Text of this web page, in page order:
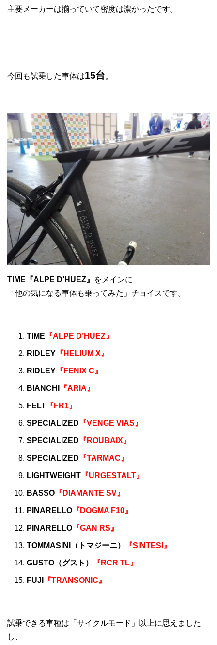
主要メーカーは揃っていて密度は濃かったです。
今回も試乗した車体は15台。
TIME『ALPE D’HUEZ』
をメインに
「他の気になる車体も乗ってみた」チョイスです。
TIME 『ALPE D’HUEZ』
RIDLEY 『HELIUM X』
RIDLEY 『FENIX C』
BIANCHI 『ARIA』
FELT 『FR1』
SPECIALIZED 『VENGE VIAS』
SPECIALIZED 『ROUBAIX』
SPECIALIZED 『TARMAC』
LIGHTWEIGHT 『URGESTALT』
BASSO 『DIAMANTE SV』
PINARELLO 『DOGMA F10』
PINARELLO 『GAN RS』
TOMMASINI（トマジーニ） 『SINTESI』
GUSTO（グスト） 『RCR TL』
FUJI 『TRANSONIC』
試乗できる車種は「サイクルモード」以上に思えました
し、